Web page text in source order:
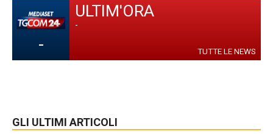
-
ULTIM'ORA
-
TUTTE LE NEWS
GLI ULTIMI ARTICOLI